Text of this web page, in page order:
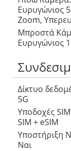
Ευρυγώνιος
Zoom,
Μπροστά
Ευρυγώνιος
Δίκτυο
5G
Υποδοχές
SIM + eSIM
Υποστήριξη
Ναι